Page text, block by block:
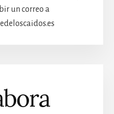
un correo a